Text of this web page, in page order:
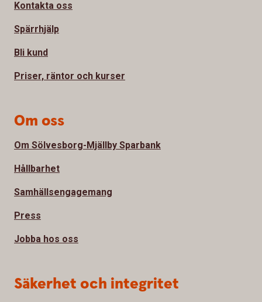
Kontakta oss
Spärrhjälp
Bli kund
Priser, räntor och kurser
Om oss
Om Sölvesborg-Mjällby Sparbank
Hållbarhet
Samhällsengagemang
Press
Jobba hos oss
Säkerhet och integritet